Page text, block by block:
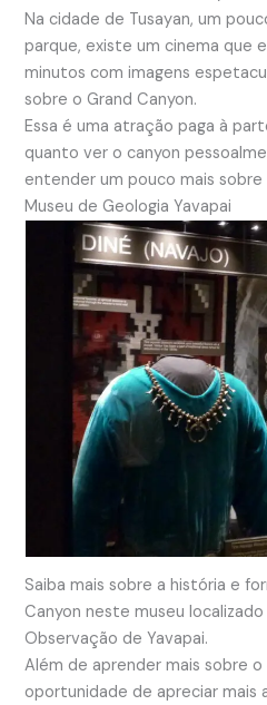
Na cidade de Tusayan, um
parque, existe um cinema que
minutos com imagens
sobre o Grand Canyon.
Essa é uma atração paga à
quanto ver o canyon
entender um pouco mais sobre
Museu de Geologia Yavapai
Saiba mais sobre a história e
Canyon neste museu
Observação de Yavapai.
Além de aprender mais sobre
oportunidade de apreciar mais